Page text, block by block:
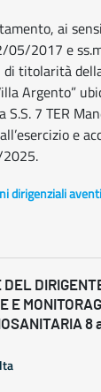
ai
05/2017 e
titolarità
Argento”
S.S. 7 TER
e
dirigenziali
DEL
E